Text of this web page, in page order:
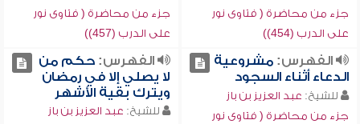
جزء من محاضرة ( فتاوى نور
على الدرب (454))
جزء من محاضرة ( فتاوى نور
على الدرب (457))
الفهرس:مشروعية
الدعاء أثناء السجود
للشيخ: عبد العزيز بن باز
جزء من محاضرة ( فتاوى نور
الفهرس:حكم من
لا يصلي إلا في رمضان
ويترك بقية الأشهر
للشيخ: عبد العزيز بن باز